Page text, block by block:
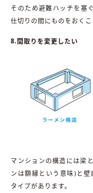
そのため避難ハッチを塞
仕切りの間にものをおくこ
8.間取りを変更したい
マンションの構造には梁
ンは額縁という意味)と
タイプがあります。